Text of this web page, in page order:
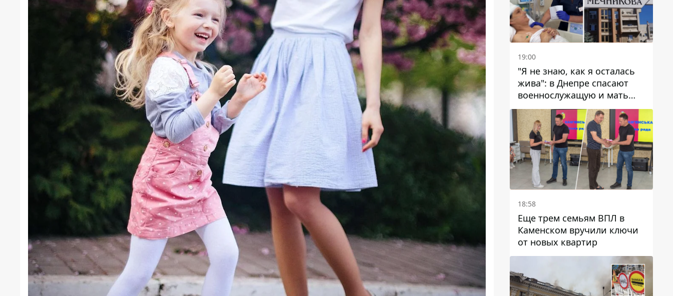
19:00
"Я не знаю, как я осталась
жива": в Днепре спасают
военнослужащую и мать
четверых детей, которую
ранил КАБ
18:58
Еще трем семьям ВПЛ в
Каменском вручили ключи
от новых квартир